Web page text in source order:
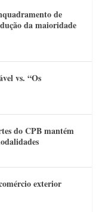
de
da maioridade
vs. “Os
do CPB mantém
exterior